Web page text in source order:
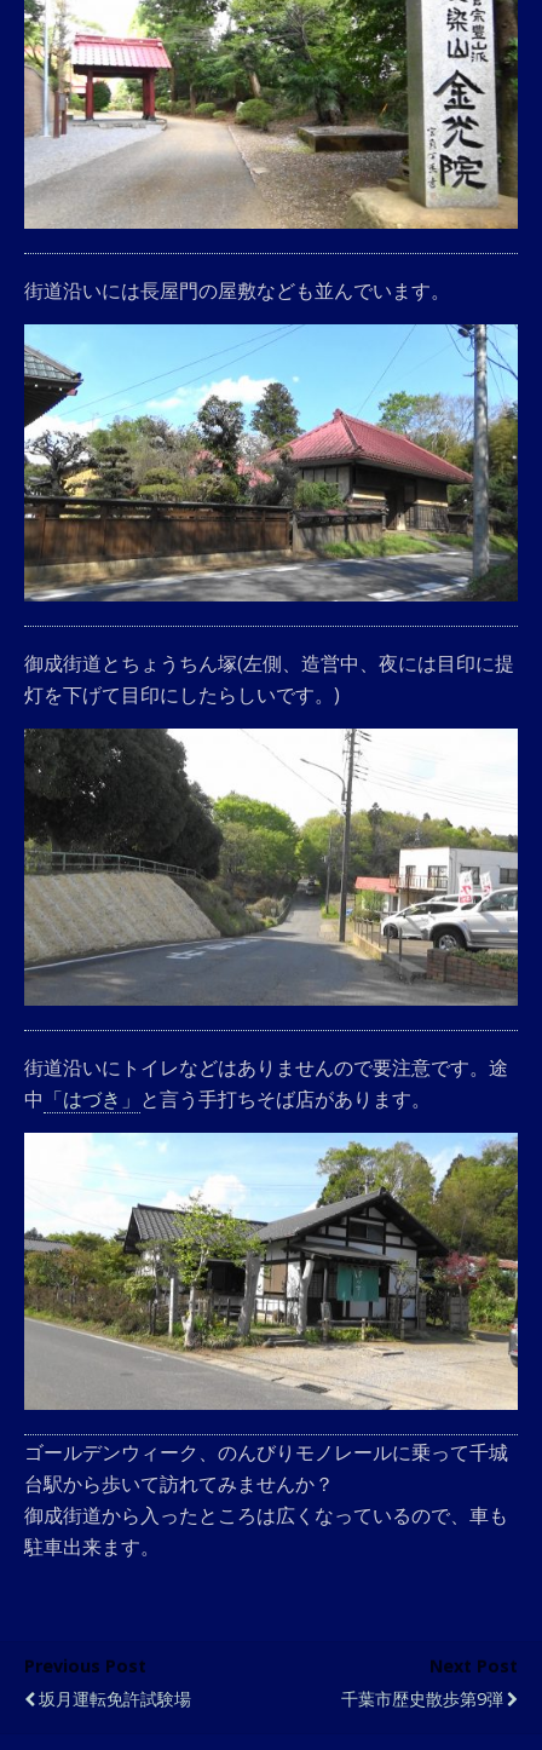
街道沿いには長屋門の屋敷なども並んでいます。
御成街道とちょうちん塚(左側、造営中、夜には目印に提
灯を下げて目印にしたらしいです。)
街道沿いにトイレなどはありませんので要注意です。途
中 「はづき」 と言う手打ちそば店があります。
ゴールデンウィーク、のんびりモノレールに乗って千城
台駅から歩いて訪れてみませんか？
御成街道から入ったところは広くなっているので、車も
駐車出来ます。
Previous Post
坂月運転免許試験場
Next Post
千葉市歴史散歩第9弾